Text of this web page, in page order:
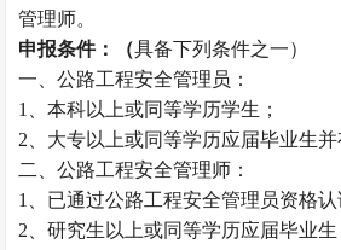
管理师。
申报条件：（具备下列条件之一）
一、公路工程安全管理员：
1、本科以上或同等学历学生；
2、大专以上或同等学历应届毕业生并
二、公路工程安全管理师：
1、已通过公路工程安全管理员资格认
2、研究生以上或同等学历应届毕业生